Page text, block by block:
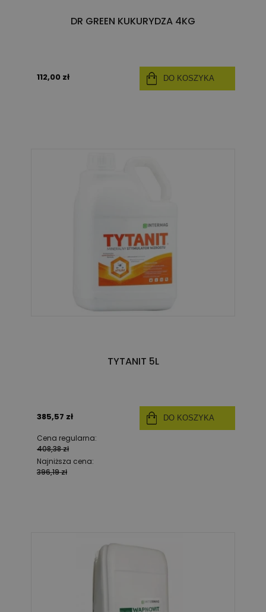
DR GREEN KUKURYDZA 4KG
112,00 zł DO KOSZYKA
TYTANIT 5L
385,57 zł
Cena regularna:
408,38 zł
Najniższa cena:
396,19 zł
DO KOSZYKA